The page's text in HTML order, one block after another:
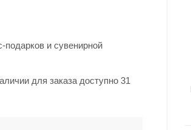
и сувенирной
для заказа доступно 31